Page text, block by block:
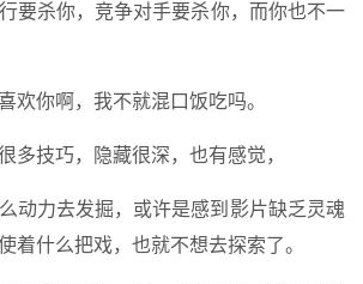
要杀你，竞争对手要杀你，而你也不一
欢你啊，我不就混口饭吃吗。
多技巧，隐藏很深，也有感觉，
动力去发掘，或许是感到影片缺乏灵魂
着什么把戏，也就不想去探索了。